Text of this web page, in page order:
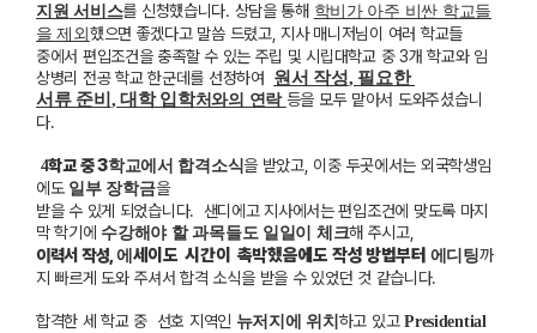
지원 서비스를 신청했습니다. 상담을 통해 학비가 아주 비싼 학교들
을 제외 했으면 좋겠다고 말씀 드렸고,지사 매니저님이 여러 학교들
중에서 편입조건을 충족할 수 있는 주립 및 시립대학교 중3개 학교와 임
상병리 전공 학교 한군데를 선정하여 원서 작성, 필요한
서류 준비 ,대학 입학처와의 연락 등을 모두 맡아서 도와주셨습니
다.
4학교 중3학교에서 합격소식을 받았고, 이중 두곳에서는 외국학생임
에도일부 장학금을
받을 수 있게 되었습니다. 샌디에고 지사에서는편입조건에 맞도록 마지
막 학기에 수강해야 할 과목들도 일일이 체크해 주시고,
이력서 작성 에 세이도 시간이 촉박했음에도 작성방법부터 에디팅까
지 빠르게 도와 주셔서 합격 소식을 받을 수 있었던 것 같습니다.
합격한 세 학교 중 선호 지역인 뉴저지에 위치하고 있고Presidential